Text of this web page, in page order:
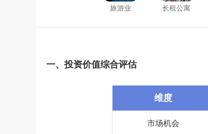
旅游业 长租公寓
一、投资价值综合评估
维度
市场机会